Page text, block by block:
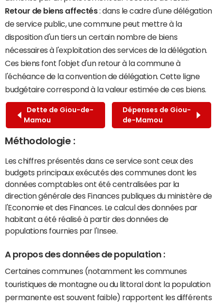
Retour de biens affectés: dans le cadre d'une délégation
de service public, une commune peut mettre à la
disposition d'un tiers un certain nombre de biens
nécessaires à l'exploitation des services de la délégation.
Ces biens font l'objet d'un retour à la commune à
l'échéance de la convention de délégation. Cette ligne
budgétaire correspond à la valeur estimée de ces biens.
Dette de Giou-de-
Mamou
Dépenses de Giou-
de-Mamou
Méthodologie :
Les chiffres présentés dans ce service sont ceux des
budgets principaux exécutés des communes dont les
données comptables ont été centralisées par la
direction générale des Finances publiques du ministère de
l'Economie et des Finances. Le calcul des données par
habitant a été réalisé à partir des données de
populations fournies par l'Insee.
A propos des données de population :
Certaines communes (notamment les communes
touristiques de montagne ou du littoral dont la population
permanente est souvent faible) rapportent les différents